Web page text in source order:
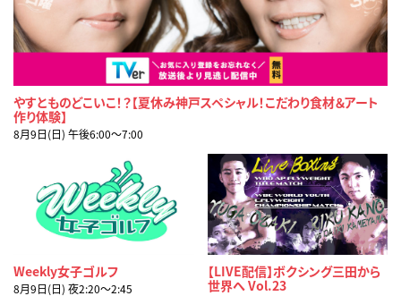
やすとものどこいこ！？【夏休み神戸スペシャル！こだわり食材＆アート
作り体験】
8月9日(日) 午後6:00〜7:00
Weekly女子ゴルフ
8月9日(日) 夜2:20〜2:45
【LIVE配信】ボクシング三田から
世界へ Vol.23